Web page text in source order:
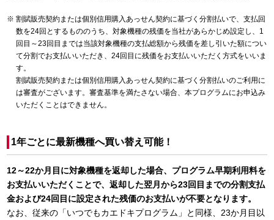
割賦販売契約または個別信用購入あっせん契約に基づく分割払いで、支払回
数を24回とするもののうち、対象機種の残価を当社があらかじめ設定し、1
回目～23回目までは当該対象機種の支払総額から残価を差し引いた額につい
て分割でお支払いいただき、24回目に残価をお支払いいただく方式をいいま
す。
割賦販売契約または個別信用購入あっせん契約に基づく分割払いのご利用に
は審査がございます。審査基準を満たさない場合、本プログラムにお申込み
いただくことはできません。
1年ごとに最新機種へ買い替え可能！
12～22か月目に対象機種を返却した場合、プログラム早期利用料を
お支払いいただくことで、返却した翌月から23回目までの分割支払
金および24回目に設定された残価のお支払いが不要となります。
なお、従来の「いつでもカエドキプログラム」と同様、23か月目以